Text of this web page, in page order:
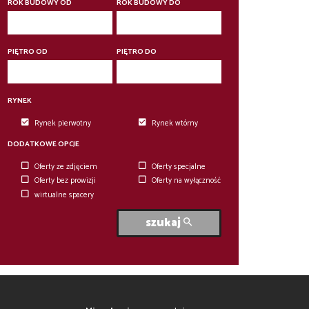
6
ROK BUDOWY OD ROK BUDOWY DO
PIĘTRO OD PIĘTRO DO
RYNEK
Rynek pierwotny
Rynek wtórny
DODATKOWE OPCJE
Oferty ze zdjęciem
Oferty specjalne
Oferty bez prowizji
Oferty na wyłączność
wirtualne spacery
szukaj